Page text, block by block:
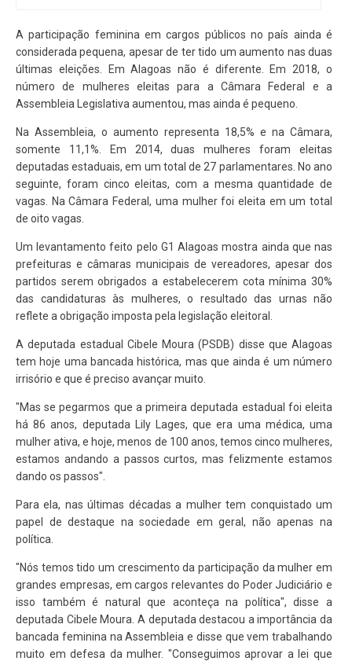
A participação feminina em cargos públicos no país ainda é
considerada pequena, apesar de ter tido um aumento nas duas
últimas eleições. Em Alagoas não é diferente. Em 2018, o
número de mulheres eleitas para a Câmara Federal e a
Assembleia Legislativa aumentou, mas ainda é pequeno.
Na Assembleia, o aumento representa 18,5% e na Câmara,
somente 11,1%. Em 2014, duas mulheres foram eleitas
deputadas estaduais, em um total de 27 parlamentares. No ano
seguinte, foram cinco eleitas, com a mesma quantidade de
vagas. Na Câmara Federal, uma mulher foi eleita em um total
de oito vagas.
Um levantamento feito pelo G1 Alagoas mostra ainda que nas
prefeituras e câmaras municipais de vereadores, apesar dos
partidos serem obrigados a estabelecerem cota mínima 30%
das candidaturas às mulheres, o resultado das urnas não
reflete a obrigação imposta pela legislação eleitoral.
A deputada estadual Cibele Moura (PSDB) disse que Alagoas
tem hoje uma bancada histórica, mas que ainda é um número
irrisório e que é preciso avançar muito.
"Mas se pegarmos que a primeira deputada estadual foi eleita
há 86 anos, deputada Lily Lages, que era uma médica, uma
mulher ativa, e hoje, menos de 100 anos, temos cinco mulheres,
estamos andando a passos curtos, mas felizmente estamos
dando os passos".
Para ela, nas últimas décadas a mulher tem conquistado um
papel de destaque na sociedade em geral, não apenas na
política.
"Nós temos tido um crescimento da participação da mulher em
grandes empresas, em cargos relevantes do Poder Judiciário e
isso também é natural que aconteça na política", disse a
deputada Cibele Moura. A deputada destacou a importância da
bancada feminina na Assembleia e disse que vem trabalhando
muito em defesa da mulher. "Conseguimos aprovar a lei que